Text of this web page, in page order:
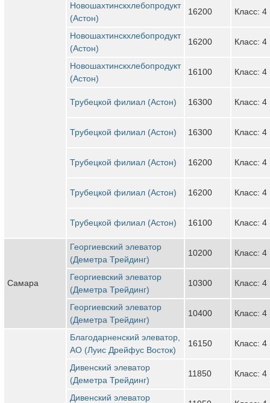
Новошахтинскхлебопродукт
(Астон)
16200 Класс: 4
Новошахтинскхлебопродукт
(Астон)
16200 Класс: 4
Новошахтинскхлебопродукт
(Астон)
16100 Класс: 4
Трубецкой филиал (Астон) 16300 Класс: 4
Трубецкой филиал (Астон) 16300 Класс: 4
Трубецкой филиал (Астон) 16200 Класс: 4
Трубецкой филиал (Астон) 16200 Класс: 4
Трубецкой филиал (Астон) 16100 Класс: 4
Самара
Георгиевский элеватор
(Деметра Трейдинг)
10200 Класс: 4
Георгиевский элеватор
(Деметра Трейдинг)
10300 Класс: 4
Георгиевский элеватор
(Деметра Трейдинг)
10400 Класс: 4
Благодарненский элеватор,
АО (Луис Дрейфус Восток)
16150 Класс: 4
Дивенский элеватор
(Деметра Трейдинг)
11850 Класс: 4
Дивенский элеватор